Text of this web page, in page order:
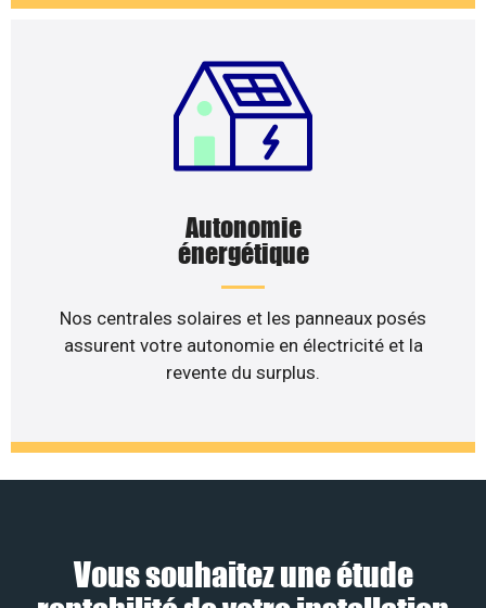
Autonomie
énergétique
Nos centrales solaires et les panneaux posés
assurent votre autonomie en électricité et la
revente du surplus.
Vous souhaitez une étude